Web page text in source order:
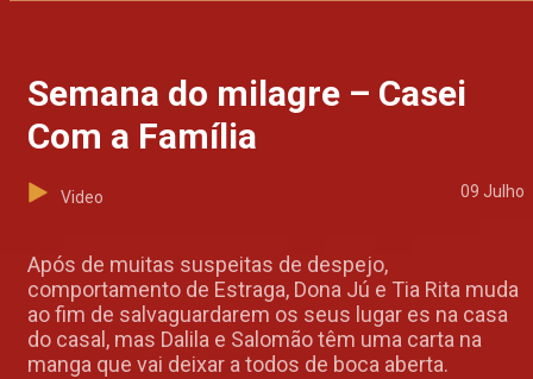
Semana do milagre – Casei
Com a Família
Video 09 Julho
Após de muitas suspeitas de despejo,
comportamento de Estraga, Dona Jú e Tia Rita muda
ao fim de salvaguardarem os seus lugar es na casa
do casal, mas Dalila e Salomão têm uma carta na
manga que vai deixar a todos de boca aberta.